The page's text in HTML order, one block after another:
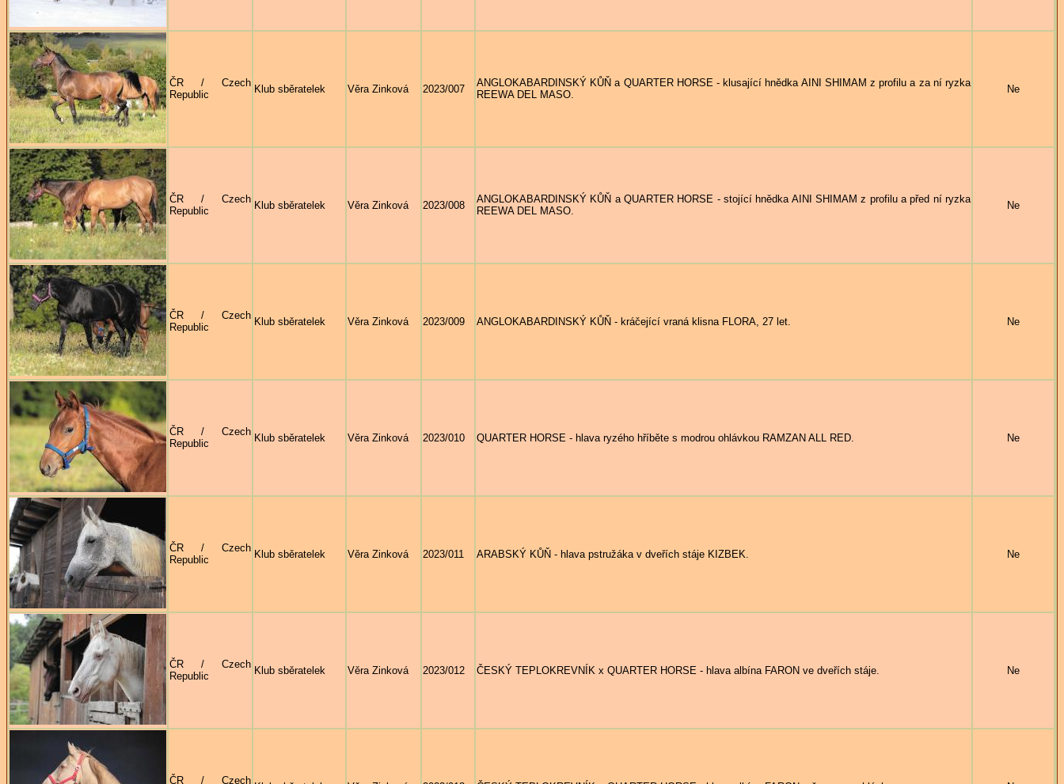
ČR / Czech
Republic
Klub sběratelek Věra Zinková 2023/007
ANGLOKABARDINSKÝ KŮŇ a QUARTER HORSE - klusající hnědka AINI SHIMAM z profilu a za ní ryzka
REEWA DEL MASO.
Ne
ČR / Czech
Republic
Klub sběratelek Věra Zinková 2023/008
ANGLOKABARDINSKÝ KŮŇ a QUARTER HORSE - stojící hnědka AINI SHIMAM z profilu a před ní ryzka
REEWA DEL MASO.
Ne
ČR / Czech
Republic
Klub sběratelek Věra Zinková 2023/009 ANGLOKABARDINSKÝ KŮŇ - kráčející vraná klisna FLORA, 27 let. Ne
ČR / Czech
Republic
Klub sběratelek Věra Zinková 2023/010 QUARTER HORSE - hlava ryzého hříběte s modrou ohlávkou RAMZAN ALL RED. Ne
ČR / Czech
Republic
Klub sběratelek Věra Zinková 2023/011 ARABSKÝ KŮŇ - hlava pstružáka v dveřích stáje KIZBEK. Ne
ČR / Czech
Republic
Klub sběratelek Věra Zinková 2023/012 ČESKÝ TEPLOKREVNÍK x QUARTER HORSE - hlava albína FARON ve dveřích stáje. Ne
ČR / Czech